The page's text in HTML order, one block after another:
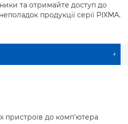
та отримайте доступ до
продукції серії PIXMA.
+
пристроїв до комп’ютера